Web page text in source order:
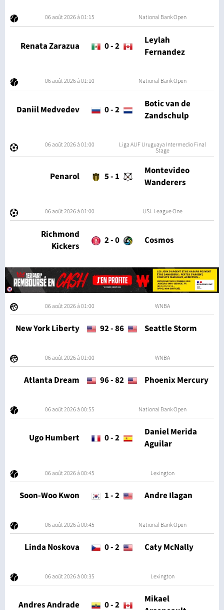
06 août 2026 à 01:15 National Bank Open
Renata Zarazua 0-2
Leylah
Fernandez
06 août 2026 à 01:10 National Bank Open
Daniil Medvedev 0-2
Botic van de
Zandschulp
06 août 2026 à 01:00 Liga AUF Uruguaya Intermedio Final
Stage
Penarol 5- 1
Montevideo
Wanderers
06 août 2026 à 01:00 USL League One
Richmond
Kickers
2-0 Cosmos
06 août 2026 à 01:00 WNBA
New York Liberty 92-86 Seattle Storm
06 août 2026 à 01:00 WNBA
Atlanta Dream 96-82 Phoenix Mercury
06 août 2026 à 00:55 National Bank Open
Ugo Humbert 0-2
Daniel Merida
Aguilar
06 août 2026 à 00:45 Lexington
Soon-Woo Kwon 1-2 Andre Ilagan
06 août 2026 à 00:45 National Bank Open
Linda Noskova 0-2 Caty McNally
06 août 2026 à 00:35 Lexington
Andres Andrade 0-2
Mikael